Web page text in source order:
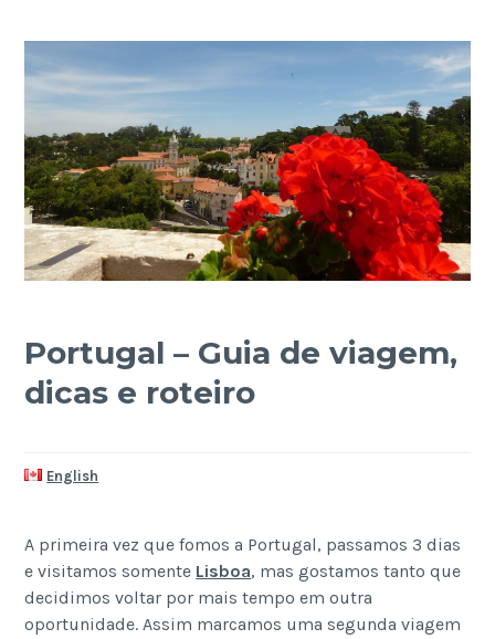
Portugal – Guia de viagem,
dicas e roteiro
English
A primeira vez que fomos a Portugal, passamos 3 dias
e visitamos somente Lisboa, mas gostamos tanto que
decidimos voltar por mais tempo em outra
oportunidade. Assim marcamos uma segunda viagem